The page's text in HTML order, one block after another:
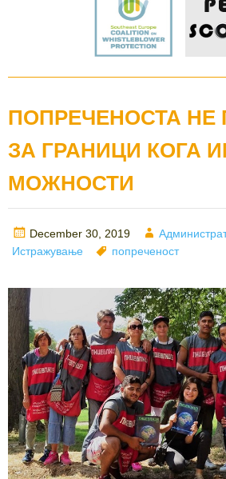
ПОПРЕЧЕНОСТА НЕ
ЗА ГРАНИЦИ КОГА
МОЖНОСТИ
Posted
on
December 30, 2019 Author
Истражување
Tags
попреченост